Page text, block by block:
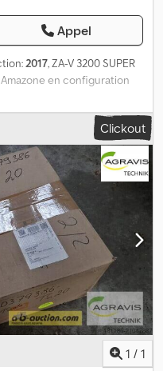
Appel
2017, ZA-V 3200 SUPER
Amazone en configuration
de couverture L,
V-Set 2 (18-28
Limiter V+, côté droit
pivotant Capteur de
terminal AMATRON 3
Clickout
1 / 1